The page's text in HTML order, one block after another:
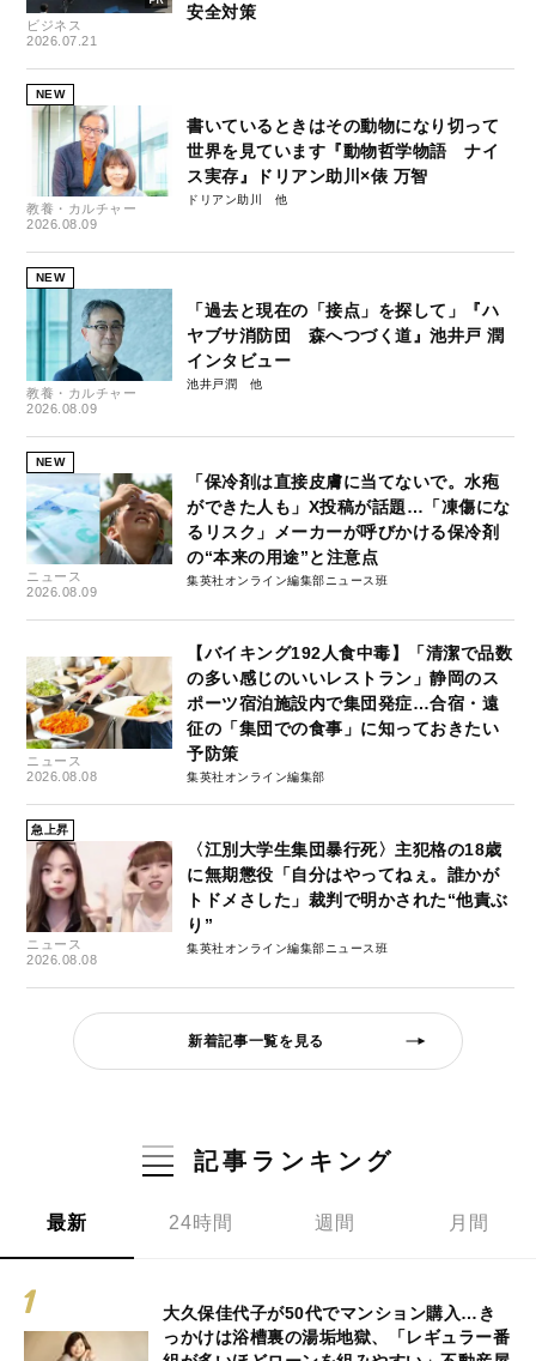
ビジネス
2026.07.21
安全対策
NEW
教養・カルチャー
2026.08.09
書いているときはその動物になり切って
世界を見ています『動物哲学物語 ナイ
ス実存』ドリアン助川×俵 万智
ドリアン助川
NEW
教養・カルチャー
2026.08.09
「過去と現在の「接点」を探して」『ハ
ヤブサ消防団 森へつづく道』池井戸 潤
インタビュー
池井戸潤
NEW
ニュース
2026.08.09
「保冷剤は直接皮膚に当てないで。水疱
ができた人も」X投稿が話題…「凍傷にな
るリスク」メーカーが呼びかける保冷剤
の“本来の用途”と注意点
集英社オンライン編集部ニュース班
ニュース
2026.08.08
【バイキング192人食中毒】「清潔で品数
の多い感じのいいレストラン」静岡のス
ポーツ宿泊施設内で集団発症…合宿・遠
征の「集団での食事」に知っておきたい
予防策
集英社オンライン編集部
急上昇
ニュース
2026.08.08
〈江別大学生集団暴行死〉主犯格の18歳
に無期懲役「自分はやってねぇ。誰かが
トドメさした」裁判で明かされた“他責ぶ
り”
集英社オンライン編集部ニュース班
新着記事一覧を見る
記事ランキング
最新 24時間 週間 月間
大久保佳代子が50代でマンション購入…き
っかけは浴槽裏の湯垢地獄、「レギュラー番